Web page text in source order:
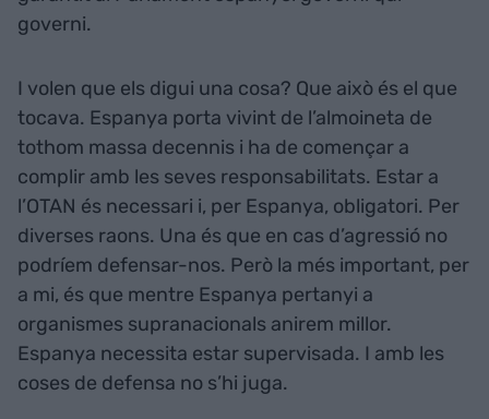
governi.
I volen que els digui una cosa? Que això és el que
tocava. Espanya porta vivint de l’almoineta de
tothom massa decennis i ha de començar a
complir amb les seves responsabilitats. Estar a
l’OTAN és necessari i, per Espanya, obligatori. Per
diverses raons. Una és que en cas d’agressió no
podríem defensar-nos. Però la més important, per
a mi, és que mentre Espanya pertanyi a
organismes supranacionals anirem millor.
Espanya necessita estar supervisada. I amb les
coses de defensa no s’hi juga.